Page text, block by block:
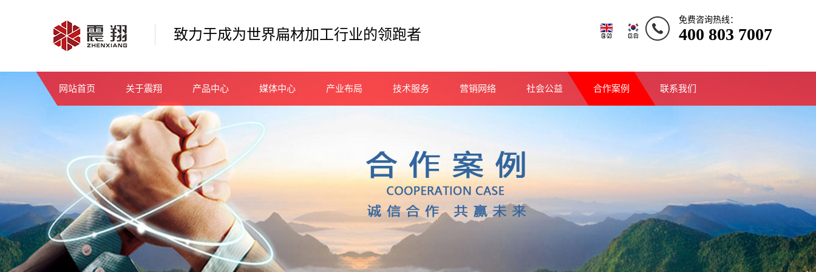
致力于成为世界扁材加工行业的领跑者
免费咨询热线：
400 803 7007
网站首页 关于震翔 产品中心 媒体中心 产业布局 技术服务 营销网络 社会公益 合作案例 联系我们